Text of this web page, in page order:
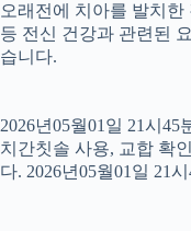
오래전에 치아를 발치
등 전신 건강과 관련된
습니다.
2026년05월01일 21시
치간칫솔 사용, 교합 확
다. 2026년05월01일 21